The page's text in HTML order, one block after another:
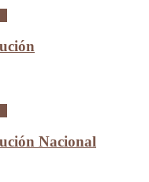
Nacional